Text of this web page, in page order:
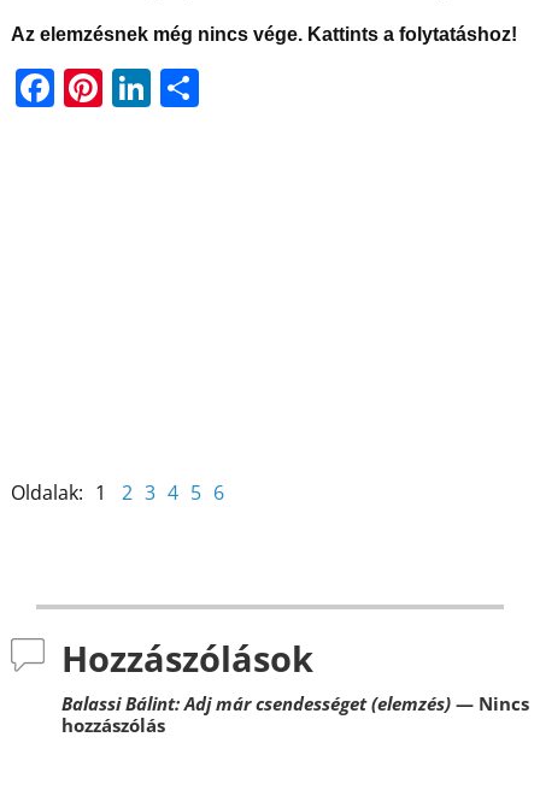
Az elemzésnek még nincs vége. Kattints a folytatáshoz!
F Pi Li O
Oldalak: 1 2 3 4 5 6
Hozzászólások
Balassi Bálint: Adj már csendességet (elemzés)— Nincs
hozzászólás